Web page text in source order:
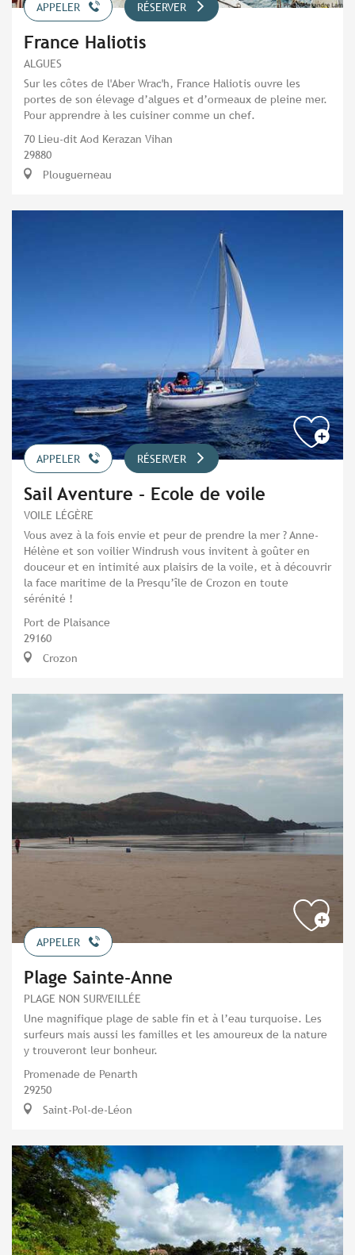
APPELER RÉSERVER
France Haliotis
ALGUES
Sur les côtes de l'Aber Wrac'h, France Haliotis ouvre les
portes de son élevage d’algues et d’ormeaux de pleine mer.
Pour apprendre à les cuisiner comme un chef.
70 Lieu-dit Aod Kerazan Vihan
29880
Plouguerneau
APPELER RÉSERVER
Sail Aventure - Ecole de voile
VOILE LÉGÈRE
Vous avez à la fois envie et peur de prendre la mer ? Anne-
Hélène et son voilier Windrush vous invitent à goûter en
douceur et en intimité aux plaisirs de la voile, et à découvrir
la face maritime de la Presqu’île de Crozon en toute
sérénité !
Port de Plaisance
29160
Crozon
APPELER
Plage Sainte-Anne
PLAGE NON SURVEILLÉE
Une magnifique plage de sable fin et à l’eau turquoise. Les
surfeurs mais aussi les familles et les amoureux de la nature
y trouveront leur bonheur.
Promenade de Penarth
29250
Saint-Pol-de-Léon